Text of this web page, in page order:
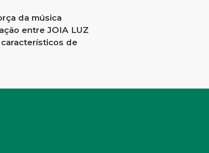
da música
entre JOIA LUZ
de